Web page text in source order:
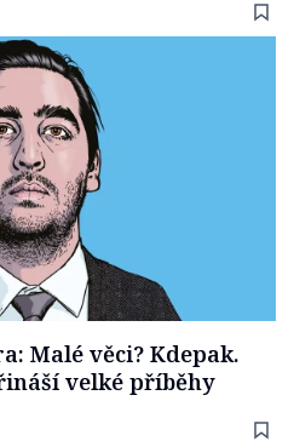
Malé věci? Kdepak.
velké příběhy